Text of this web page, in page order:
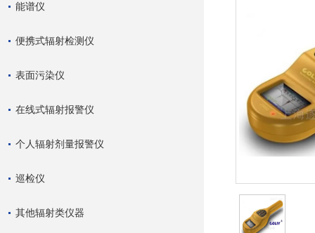
能谱仪
便携式辐射检测仪
表面污染仪
在线式辐射报警仪
个人辐射剂量报警仪
巡检仪
其他辐射类仪器